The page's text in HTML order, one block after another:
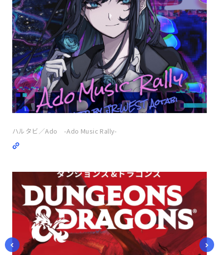
ハルタビ／Ado -Ado Music Rally-